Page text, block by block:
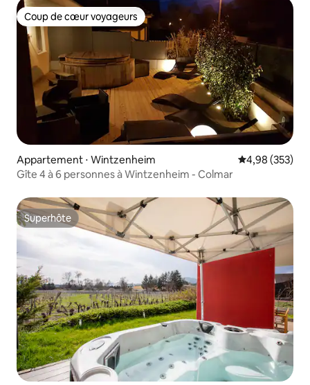
Coup de cœur voyageurs
Coup de cœur voyageurs
Appartement ⋅ Wintzenheim Évaluation
4,98 (353)
Gîte 4 à 6 personnes à Wintzenheim - Colmar
Superhôte
Superhôte